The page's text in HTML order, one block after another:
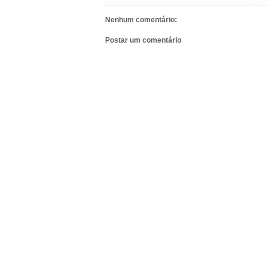
Nenhum comentário:
Postar um comentário